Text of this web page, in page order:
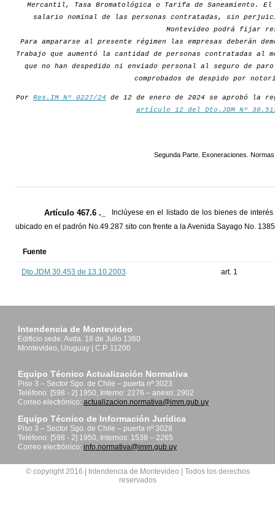
Mercantil, Tasa Bromatológica o Tarifa de Saneamiento.
salario nominal de las personas contratadas, sin
Montevideo podrá fijar
Para ampararse al presente régimen las empresas deberán
Trabajo que aumentó la cantidad de personas contratadas
que no han despedido ni enviado personal al seguro de
comprobados de despido por
Por Res.IM Nº 0227/24 de 12 de enero de 2024 se aprobó la
artículo 12 del Dto.JDM Nº
Segunda Parte. Exoneraciones.
Artículo 467.6 ._
Inclúyese en el listado de los bienes de
ubicado en el padrón No.49.287 sito con frente a la Avenida Sayago No.
Fuente
Dto.JDM 30.453 de 13.10.2003 art. 1
Intendencia de Montevideo
Edificio sede: Avda. 18 de Julio 1360
Montevideo, Uruguay | C.P. 11200
Equipo Técnico Actualización Normativa
Piso 3 – Sector Sgo. de Chile – puerta nº 3023
Teléfono: [598 - 2] 1950, Interno: 2276 – anexo: 2902
Correo electrónico: actualizacion.normativa@imm.gub.uy
Equipo Técnico de Información Jurídica
Piso 3 – Sector Sgo. de Chile – puerta nº 3028
Teléfono: [598 - 2] 1950, Internos: 1538 – 2265
Correo electrónico: info.normativa@imm.gub.uy
© copyright 2016 | Intendencia de Montevideo | Todos los derechos
reservados